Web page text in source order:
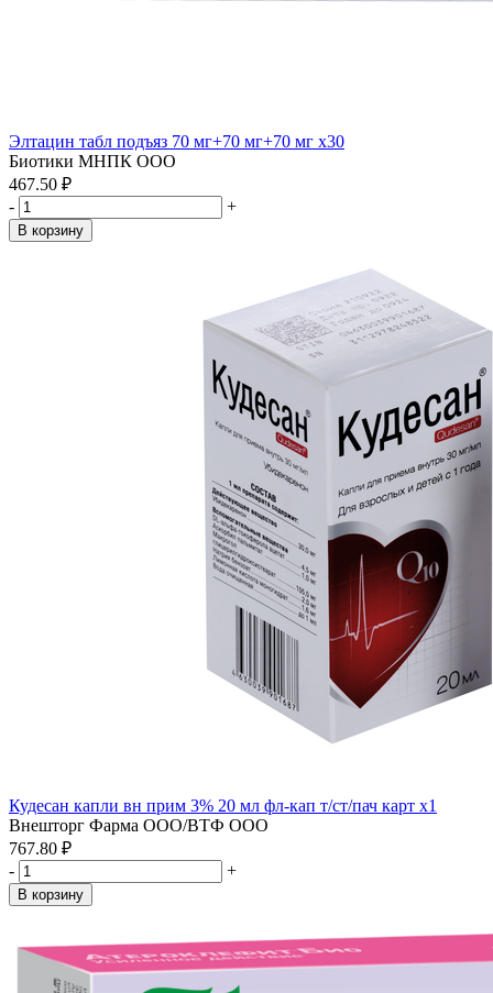
Элтацин табл подъяз 70 мг+70 мг+70 мг x30
Биотики МНПК ООО
467.50 ₽
-
+
В корзину
Кудесан капли вн прим 3% 20 мл фл-кап т/ст/пач карт x1
Внешторг Фарма ООО/ВТФ ООО
767.80 ₽
-
+
В корзину